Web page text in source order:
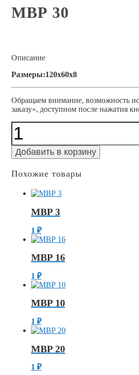
МВР 30
Описание
Размеры:120x60x8
Обращаем внимание, возможность
заказу», доступном после нажатия
Количество
30
Добавить в корзину
Похожие товары
МВР 3
1 ₽
МВР 16
1 ₽
МВР 10
1 ₽
МВР 20
1 ₽